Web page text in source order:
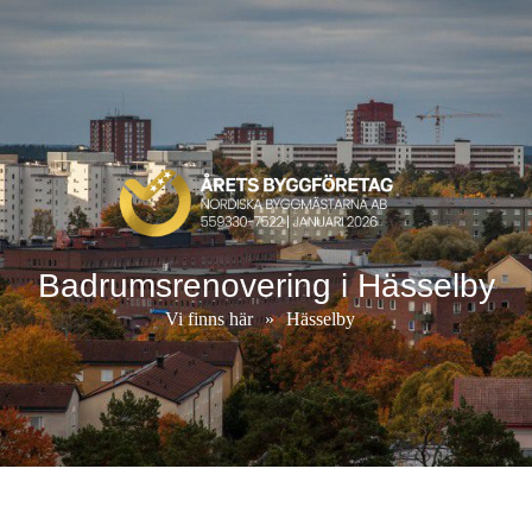
Badrumsrenovering i Hässelby
Vi finns här » Hässelby